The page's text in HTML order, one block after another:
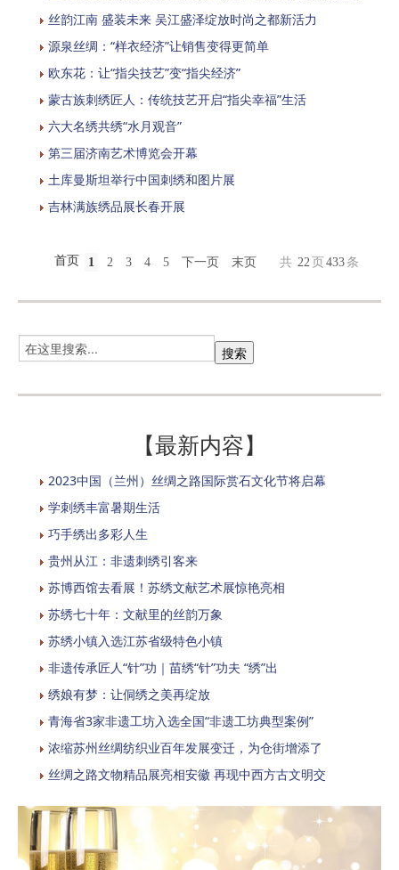
丝韵江南 盛装未来 吴江盛泽绽放时尚之都新活力
源泉丝绸：“样衣经济”让销售变得更简单
欧东花：让“指尖技艺”变“指尖经济”
蒙古族刺绣匠人：传统技艺开启“指尖幸福”生活
六大名绣共绣“水月观音”
第三届济南艺术博览会开幕
土库曼斯坦举行中国刺绣和图片展
吉林满族绣品展长春开展
首页 1 2 3 4 5 下一页 末页 共 22 页 433 条
【最新内容】
2023中国（兰州）丝绸之路国际赏石文化节将启幕
学刺绣丰富暑期生活
巧手绣出多彩人生
贵州从江：非遗刺绣引客来
苏博西馆去看展！苏绣文献艺术展惊艳亮相
苏绣七十年：文献里的丝韵万象
苏绣小镇入选江苏省级特色小镇
非遗传承匠人“针”功｜苗绣“针”功夫 “绣”出
绣娘有梦：让侗绣之美再绽放
青海省3家非遗工坊入选全国“非遗工坊典型案例”
浓缩苏州丝绸纺织业百年发展变迁，为仓街增添了
丝绸之路文物精品展亮相安徽 再现中西方古文明交